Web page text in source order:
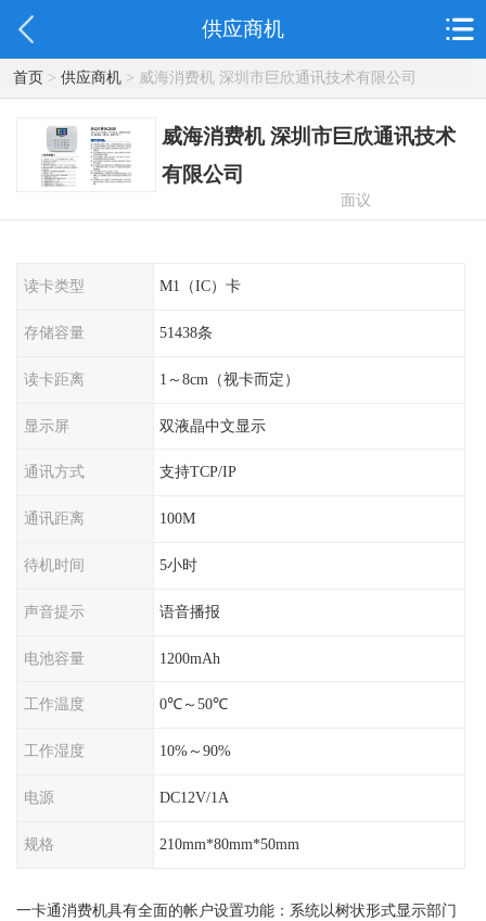
供应商机
首页> 供应商机> 威海消费机 深圳市巨欣通讯技术有限公司
威海消费机 深圳市巨欣通讯技术
有限公司
面议
读卡类型 M1（IC）卡
存储容量 51438条
读卡距离 1～8cm（视卡而定）
显示屏 双液晶中文显示
通讯方式 支持TCP/IP
通讯距离 100M
待机时间 5小时
声音提示 语音播报
电池容量 1200mAh
工作温度 0℃～50℃
工作湿度 10%～90%
电源 DC12V/1A
规格 210mm*80mm*50mm
一卡通消费机具有全面的帐户设置功能：系统以树状形式显示部门